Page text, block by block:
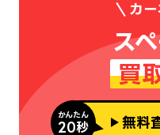
カ
ス
買
かんたん
20秒 無料